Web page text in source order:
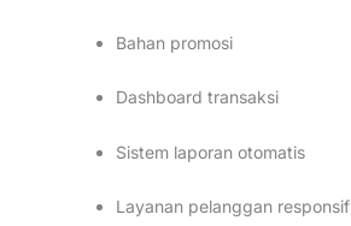
Bahan promosi
Dashboard transaksi
Sistem laporan otomatis
Layanan pelanggan responsif